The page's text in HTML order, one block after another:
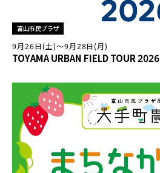
富山市民プラザ
9月26日(土)〜9月28日(月)
TOYAMA URBAN FIELD TOUR 2026